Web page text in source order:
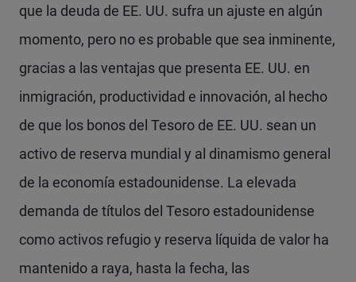
que la deuda de EE. UU. sufra un ajuste en algún
momento, pero no es probable que sea inminente,
gracias a las ventajas que presenta EE. UU. en
inmigración, productividad e innovación, al hecho
de que los bonos del Tesoro de EE. UU. sean un
activo de reserva mundial y al dinamismo general
de la economía estadounidense. La elevada
demanda de títulos del Tesoro estadounidense
como activos refugio y reserva líquida de valor ha
mantenido a raya, hasta la fecha, las